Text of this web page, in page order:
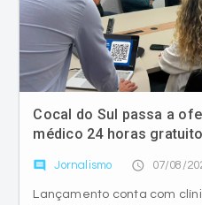
Cocal do Sul passa a
médico 24 horas gratuito
comment Jornalismo access_time 07/08/
Lançamento conta com